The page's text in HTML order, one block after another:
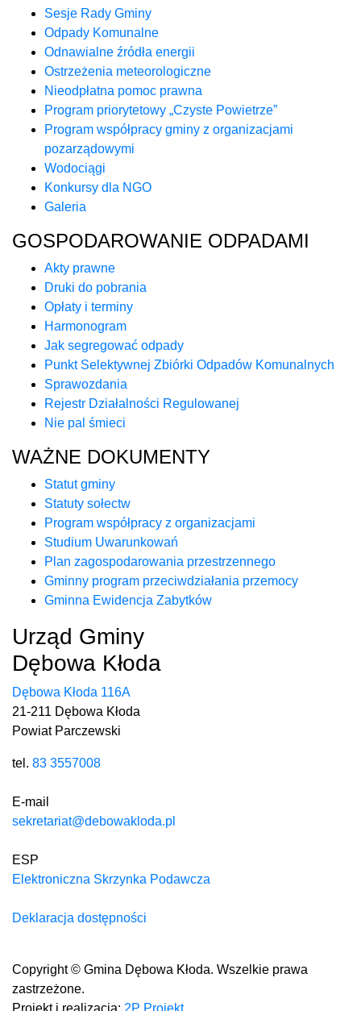
Sesje Rady Gminy
Odpady Komunalne
Odnawialne źródła energii
Ostrzeżenia meteorologiczne
Nieodpłatna pomoc prawna
Program priorytetowy „Czyste Powietrze”
Program współpracy gminy z organizacjami
pozarządowymi
Wodociągi
Konkursy dla NGO
Galeria
GOSPODAROWANIE ODPADAMI
Akty prawne
Druki do pobrania
Opłaty i terminy
Harmonogram
Jak segregować odpady
Punkt Selektywnej Zbiórki Odpadów Komunalnych
Sprawozdania
Rejestr Działalności Regulowanej
Nie pal śmieci
WAŻNE DOKUMENTY
Statut gminy
Statuty sołectw
Program współpracy z organizacjami
Studium Uwarunkowań
Plan zagospodarowania przestrzennego
Gminny program przeciwdziałania przemocy
Gminna Ewidencja Zabytków
Urząd Gminy
Dębowa Kłoda
Dębowa Kłoda 116A
21-211 Dębowa Kłoda
Powiat Parczewski
tel. 83 3557008
E-mail
sekretariat@debowakloda.pl
ESP
Elektroniczna Skrzynka Podawcza
Deklaracja dostępności
Copyright © Gmina Dębowa Kłoda. Wszelkie prawa
zastrzeżone.
Projekt i realizacja: 2P Projekt